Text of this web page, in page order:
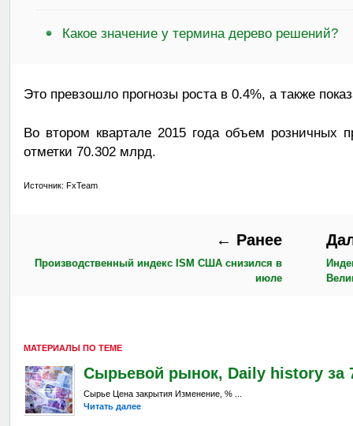
Какое значение у термина дерево решений?
Это превзошло прогнозы роста в 0.4%, а также
Во втором квартале 2015 года объем розничных
отметки 70.302 млрд.
Источник: FxTeam
← Ранее
Производственный индекс ISM США снизился в
июле
МАТЕРИАЛЫ ПО ТЕМЕ
Сырьевой рынок, Daily history за 7
Сырье Цена закрытия Изменение, % ...
Читать далее